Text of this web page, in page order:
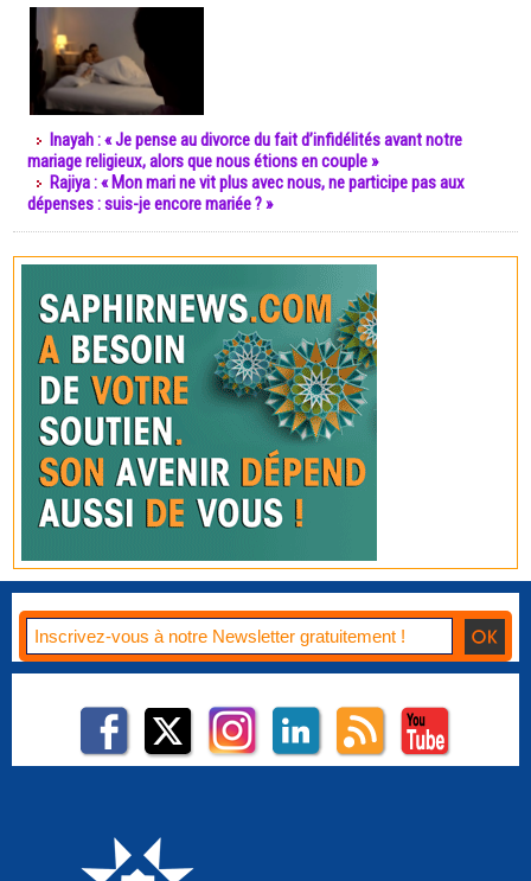
Inayah : « Je pense au divorce du fait d’infidélités avant notre
mariage religieux, alors que nous étions en couple »
Rajiya : « Mon mari ne vit plus avec nous, ne participe pas aux
dépenses : suis-je encore mariée ? »